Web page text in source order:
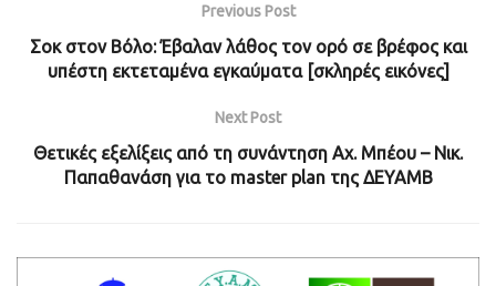
Previous Post
Σοκ στον Βόλο: Έβαλαν λάθος τον ορό σε βρέφος και
υπέστη εκτεταμένα εγκαύματα [σκληρές εικόνες]
Next Post
Θετικές εξελίξεις από τη συνάντηση Αχ. Μπέου – Νικ.
Παπαθανάση για το master plan της ΔΕΥΑΜΒ